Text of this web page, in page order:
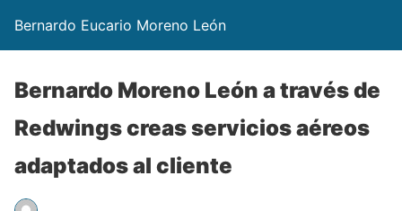
Bernardo Eucario Moreno León
Bernardo Moreno León a través de
Redwings creas servicios aéreos
adaptados al cliente